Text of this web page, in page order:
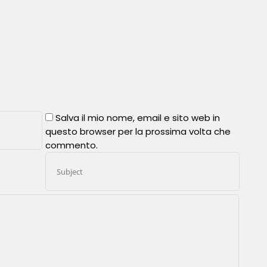
Salva il mio nome, email e sito web in
questo browser per la prossima volta che
commento.